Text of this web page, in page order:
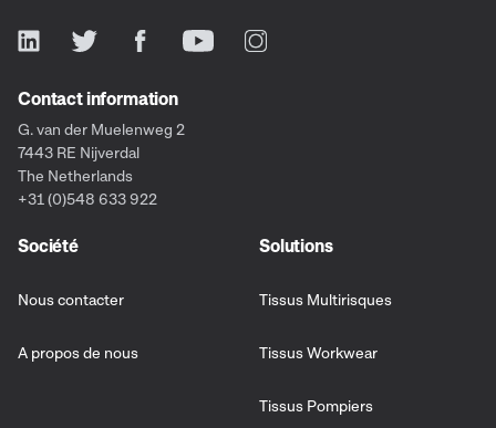
Contact information
G. van der Muelenweg 2
7443 RE Nijverdal
The Netherlands
+31 (0)548 633 922
Société
Nous contacter
A propos de nous
Solutions
Tissus Multirisques
Tissus Workwear
Tissus Pompiers